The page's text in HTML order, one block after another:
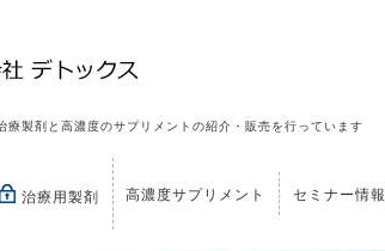
製剤と高濃度のサプリメントの紹介・販売を行っています
治療用製剤 高濃度サプリメント セミナー情報